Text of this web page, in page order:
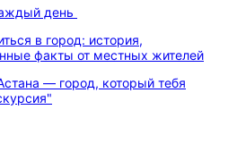
день
в город: история,
факты от местных жителей